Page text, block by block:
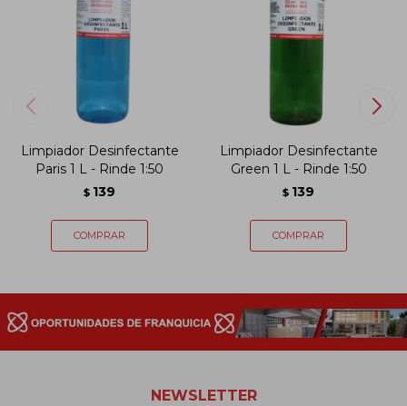
Limpiador Desinfectante
Paris 1 L - Rinde 1:50
$ 139
Limpiador Desinfectante
Green 1 L - Rinde 1:50
$ 139
NEWSLETTER